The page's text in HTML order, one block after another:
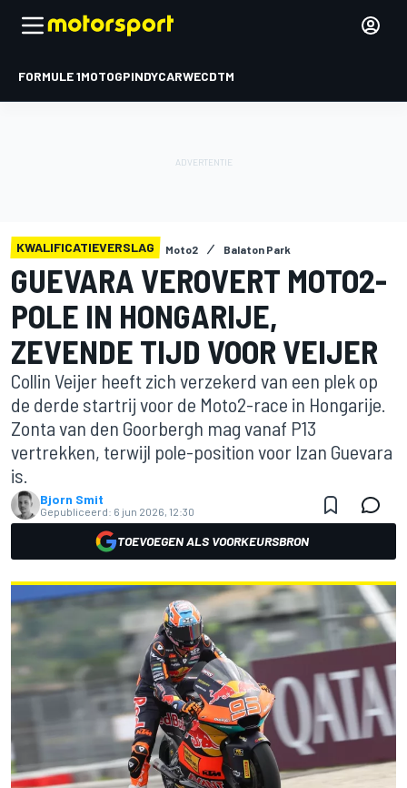
FORMULE 1MOTOGPINDYCARWECDTM
KWALIFICATIEVERSLAG Moto2 Balaton Park
GUEVARA VEROVERT MOTO2-
POLE IN HONGARIJE,
ZEVENDE TIJD VOOR VEIJER
Collin Veijer heeft zich verzekerd van een plek op
de derde startrij voor de Moto2-race in Hongarije.
Zonta van den Goorbergh mag vanaf P13
vertrekken, terwijl pole-position voor Izan Guevara
is.
Bjorn Smit
Gepubliceerd: 6 jun 2026, 12:30
TOEVOEGEN ALS VOORKEURSBRON